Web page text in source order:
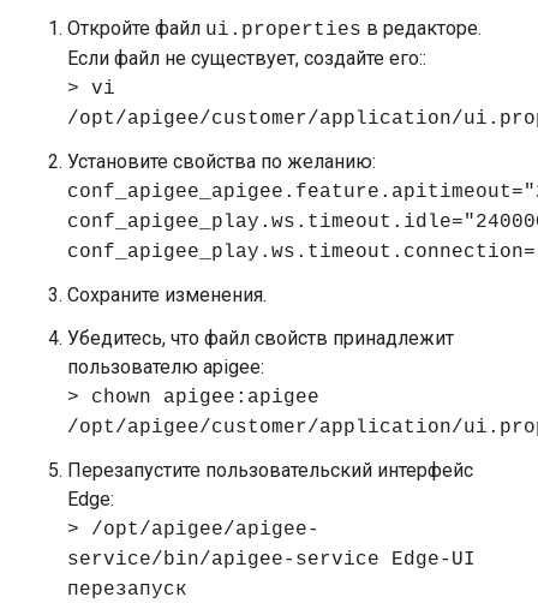
Откройте файл ui.properties в редакторе.
Если файл не существует, создайте его::
> vi
/opt/apigee/customer/application/
Установите свойства по желанию:
Сохраните изменения.
Убедитесь, что файл свойств принадлежит
пользователю apigee:
> chown apigee:apigee
/opt/apigee/customer/application/
Перезапустите пользовательский интерфейс
Edge:
> /opt/apigee/apigee-
service/bin/apigee-service Edge-UI
перезапуск